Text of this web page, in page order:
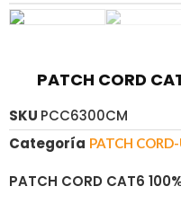
PATCH CORD
SKU PCC6300CM
Categoría PATCH
PATCH CORD CAT6